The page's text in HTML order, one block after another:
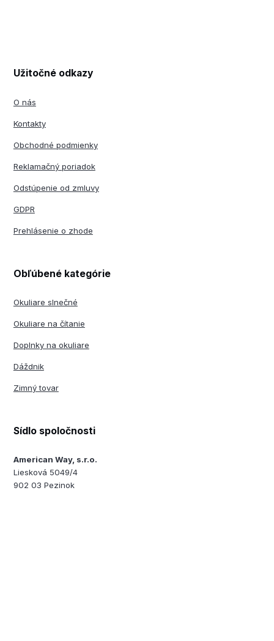
Užitočné odkazy
O nás
Kontakty
Obchodné podmienky
Reklamačný poriadok
Odstúpenie od zmluvy
GDPR
Prehlásenie o zhode
Obľúbené kategórie
Okuliare slnečné
Okuliare na čítanie
Doplnky na okuliare
Dáždnik
Zimný tovar
Sídlo spoločnosti
American Way, s.r.o.
Liesková 5049/4
902 03 Pezinok